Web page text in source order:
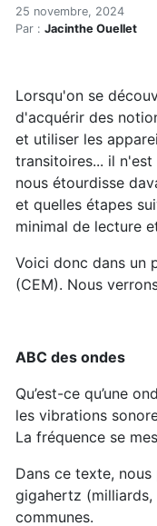
Accueil
Articles
25 novembre, 2024
Par : Jacinthe Ouellet
Lorsqu'on se
d'acquérir des
et utiliser les
transitoires... il
nous étourdisse
et quelles étapes
minimal de lecture
Voici donc dans un
(CEM). Nous
ABC des ondes
Qu’est-ce qu’une
les vibrations
La fréquence se
Dans ce texte,
gigahertz (milliards,
communes.